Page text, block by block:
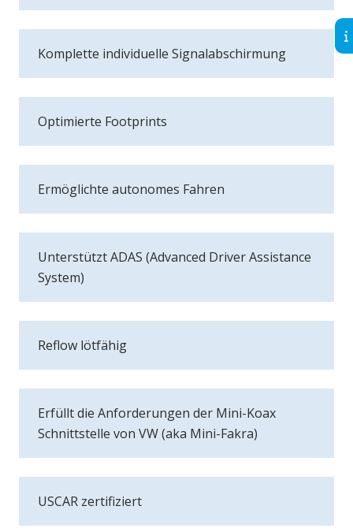
Komplette individuelle Signalabschirmung
Optimierte Footprints
Ermöglichte autonomes Fahren
Unterstützt ADAS (Advanced Driver Assistance
System)
Reflow lötfähig
Erfüllt die Anforderungen der Mini-Koax
Schnittstelle von VW (aka Mini-Fakra)
USCAR zertifiziert